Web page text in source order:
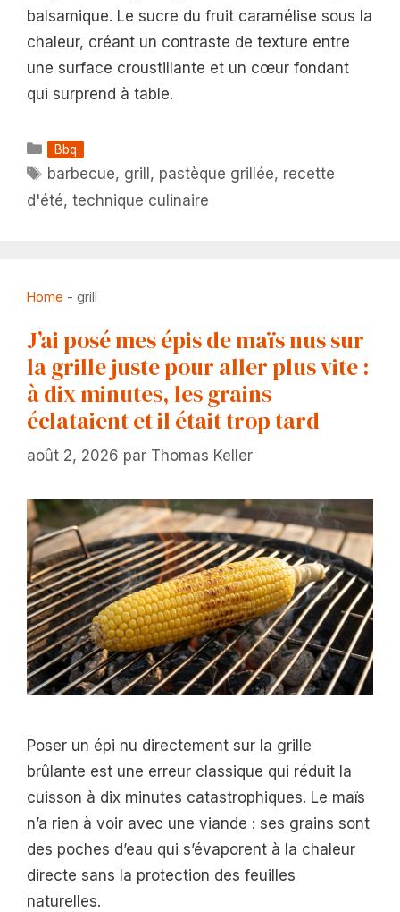
balsamique. Le sucre du fruit caramélise sous la
chaleur, créant un contraste de texture entre
une surface croustillante et un cœur fondant
qui surprend à table.
Catégories
Bbq
Étiquettes
barbecue, grill, pastèque grillée, recette
d'été, technique culinaire
Home - grill
J’ai posé mes épis de maïs nus sur
la grille juste pour aller plus vite :
à dix minutes, les grains
éclataient et il était trop tard
août 2, 2026 par Thomas Keller
Poser un épi nu directement sur la grille
brûlante est une erreur classique qui réduit la
cuisson à dix minutes catastrophiques. Le maïs
n’a rien à voir avec une viande : ses grains sont
des poches d’eau qui s’évaporent à la chaleur
directe sans la protection des feuilles
naturelles.